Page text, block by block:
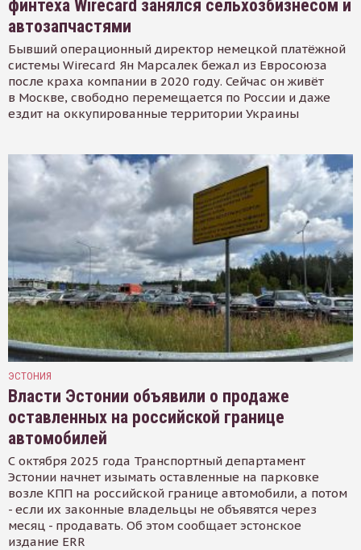
финтеха Wirecard занялся сельхозбизнесом и
автозапчастями
Бывший операционный директор немецкой платёжной
системы Wirecard Ян Марсалек бежал из Евросоюза
после краха компании в 2020 году. Сейчас он живёт
в Москве, свободно перемещается по России и даже
ездит на оккупированные территории Украины
ЭСТОНИЯ
Власти Эстонии объявили о продаже
оставленных на российской границе
автомобилей
С октября 2025 года Транспортный департамент
Эстонии начнет изымать оставленные на парковке
возле КПП на российской границе автомобили, а потом
- если их законные владельцы не объявятся через
месяц - продавать. Об этом сообщает эстонское
издание ERR